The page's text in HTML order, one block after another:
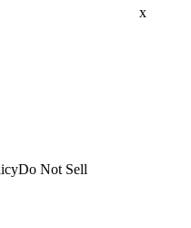
x
Do Not Sell